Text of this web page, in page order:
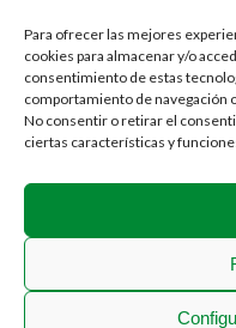
Para ofrecer las mejores
cookies para almacenar y/o
consentimiento de estas
comportamiento de navegación
No consentir o retirar el
ciertas características y